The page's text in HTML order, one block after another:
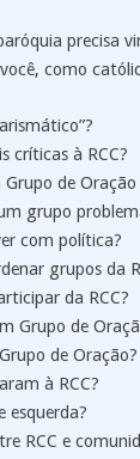
precisa
como
críticas à RCC?
de Oração
grupo
com política?
grupos da
da RCC?
Grupo de
de Oração?
à RCC?
esquerda?
RCC e